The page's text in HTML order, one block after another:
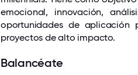
emocional, innovación,
oportunidades de aplicación
proyectos de alto impacto.
Balancéate